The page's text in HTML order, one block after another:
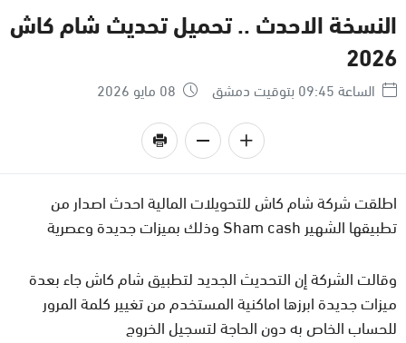
النسخة الاحدث .. تحميل تحديث شام كاش
2026
الساعة 09:45 بتوقيت دمشق 08 مايو 2026
اطلقت شركة شام كاش للتحويلات المالية احدث اصدار من
تطبيقها الشهير Sham cash وذلك بميزات جديدة وعصرية
وقالت الشركة إن التحديث الجديد لتطبيق شام كاش جاء بعدة
ميزات جديدة ابرزها اماكنية المستخدم من تغيير كلمة المرور
للحساب الخاص به دون الحاجة لتسجيل الخروج